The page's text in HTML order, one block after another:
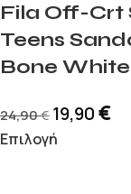
Fila Off-Crt
Teens
Bone White
24,90€ 19,90€
Επιλογή